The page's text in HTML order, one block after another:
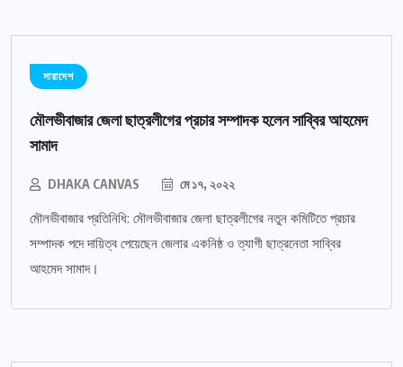
সারাদেশ
মৌলভীবাজার জেলা ছাত্রলীগের প্রচার সম্পাদক হলেন সাব্বির আহমেদ
সামাদ
DHAKA CANVAS মে ১৭, ২০২২
মৌলভীবাজার প্রতিনিধি: মৌলভীবাজার জেলা ছাত্রলীগের নতুন কমিটিতে প্রচার
সম্পাদক পদে দায়িত্ব পেয়েছেন জেলার একনিষ্ঠ ও ত্যাগী ছাত্রনেতা সাব্বির
আহমেদ সামাদ।